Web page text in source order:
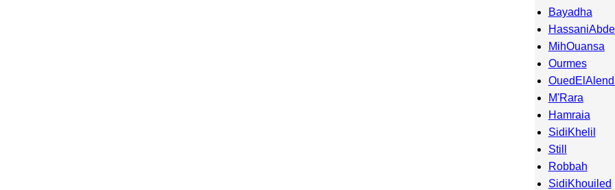
Bayadha
MihOuansa
Ourmes
M'Rara
Hamraia
SidiKhelil
Still
Robbah
SidiKhouiled